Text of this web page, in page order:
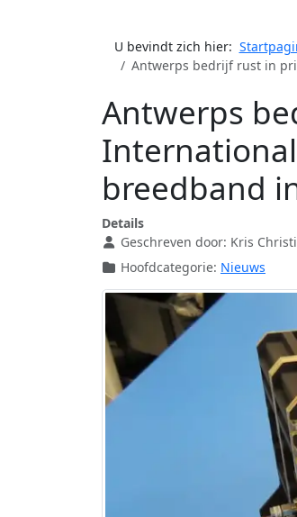
U bevindt zich hier:
Antwerps bedrijf rust in
Antwerps
breedband
Details
Geschreven door: Kris
Hoofdcategorie: Nieuws